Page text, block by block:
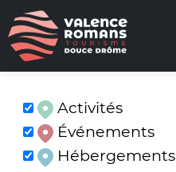
Activités
Événements
Hébergements